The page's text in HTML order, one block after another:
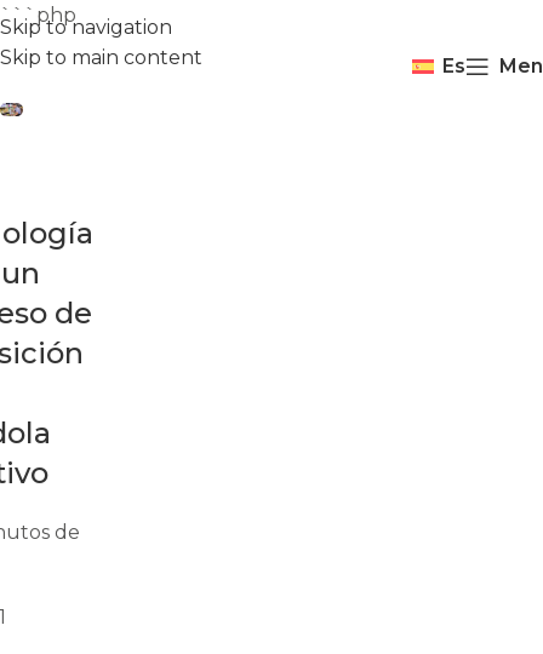
```php
Skip to navigation
Skip to main content
Es
de
de